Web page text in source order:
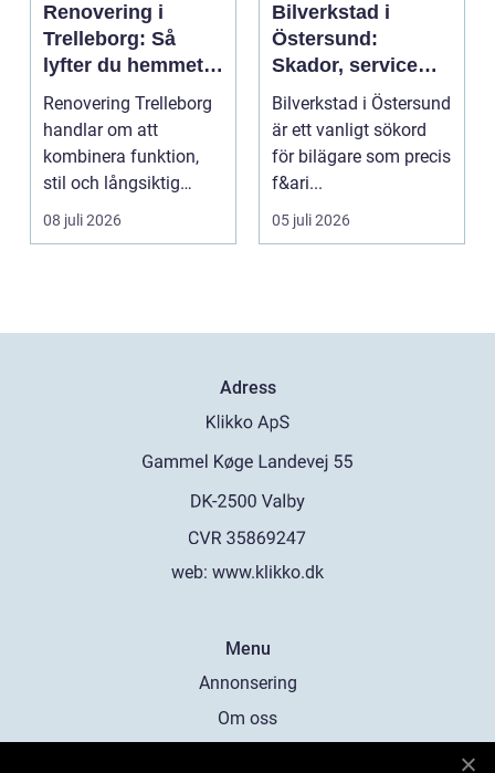
Renovering i
Trelleborg: Så
lyfter du hemmet
på ett smart sätt
Renovering Trelleborg
handlar om att
kombinera funktion,
stil och långsiktig
ekonomi i samma p...
08 juli 2026
Bilverkstad i
Östersund:
Skador, service
och smarta val för
din bil
Bilverkstad i Östersund
är ett vanligt sökord
för bilägare som precis
f&ari...
05 juli 2026
Adress
web: www.klikko.dk
Menu
Annonsering
Om oss